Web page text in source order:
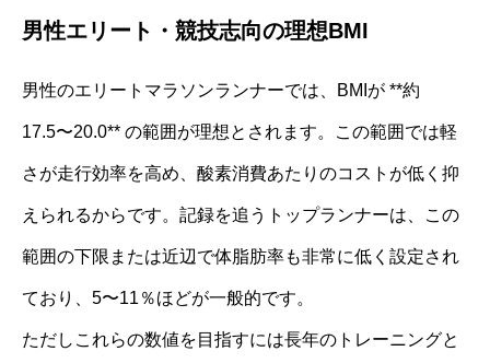
男性エリート・競技志向の理想BMI
男性のエリートマラソンランナーでは、BMIが **約
17.5〜20.0** の範囲が理想とされます。この範囲では軽
さが走行効率を高め、酸素消費あたりのコストが低く抑
えられるからです。記録を追うトップランナーは、この
範囲の下限または近辺で体脂肪率も非常に低く設定され
ており、5〜11％ほどが一般的です。
ただしこれらの数値を目指すには長年のトレーニングと